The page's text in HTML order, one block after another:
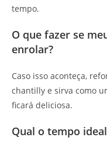
tempo.
O que fazer se
enrolar?
Caso isso aconteça,
chantilly e sirva como
ficará deliciosa.
Qual o tempo